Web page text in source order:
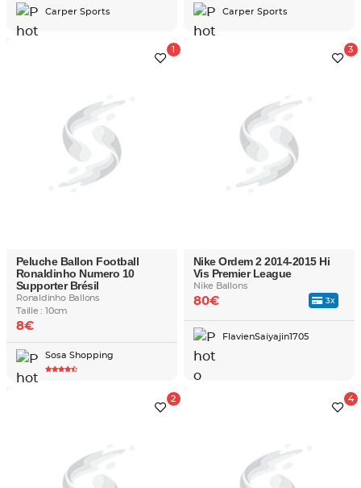
Carper Sports Carper Sports
Peluche Ballon Football
Ronaldinho Numero 10
Supporter Brésil
Ronaldinho Ballons
Taille : 10cm
8€
Sosa Shopping
Nike Ordem 2 2014-2015 Hi
Vis Premier League
Nike Ballons
3x
80€
FlavienSaiyajin1705